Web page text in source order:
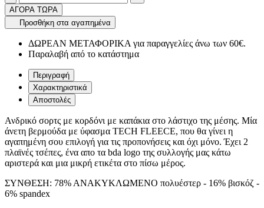
ΑΓΟΡΑ ΤΩΡΑ
Προσθήκη στα αγαπημένα
ΔΩΡΕΑΝ ΜΕΤΑΦΟΡΙΚΑ για παραγγελίες άνω των 60€.
Παραλαβή από το κατάστημα
Περιγραφή
Χαρακτηριστικά
Αποστολές
Ανδρικό σορτς με κορδόνι με καπάκια στο λάστιχο της μέσης. Μία
άνετη βερμούδα με ύφασμα TECH FLEECE, που θα γίνει η
αγαπημένη σου επιλογή για τις προπονήσεις και όχι μόνο. Έχει 2
πλαϊνές τσέπες, ένα απο τα bda logo της συλλογής μας κάτω
αριστερά και μια μικρή ετικέτα στο πίσω μέρος.
ΣΥΝΘΕΣΗ: 78% ΑΝΑΚΥΚΛΩΜΕΝΟ πολυέστερ - 16% βισκόζ -
6% spandex